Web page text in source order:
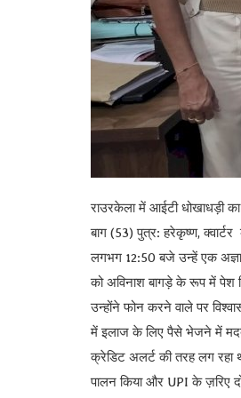
राउरकेला में आईटी धोखाधड़ी
बाग (53) पुत्र: हरेकृष्ण,
लगभग 12:50 बजे उन्हें एक
को अविनाश बागड़े के रूप में पेश
उन्होंने फोन करने वाले पर
में इलाज के लिए पैसे भेजने में
क्रेडिट अलर्ट की तरह लग रहा
पालन किया और UPI के ज़रिए